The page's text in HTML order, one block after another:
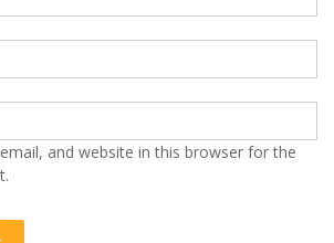
and website in this browser for the